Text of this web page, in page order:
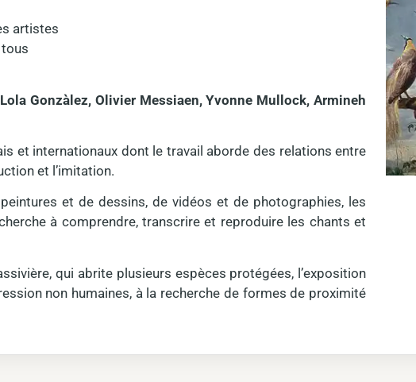
artistes
Gonzàlez, Olivier Messiaen, Yvonne Mullock, Armineh
et internationaux dont le travail aborde des relations entre
et l’imitation.
et de dessins, de vidéos et de photographies, les
à comprendre, transcrire et reproduire les chants et
qui abrite plusieurs espèces protégées, l’exposition
non humaines, à la recherche de formes de proximité